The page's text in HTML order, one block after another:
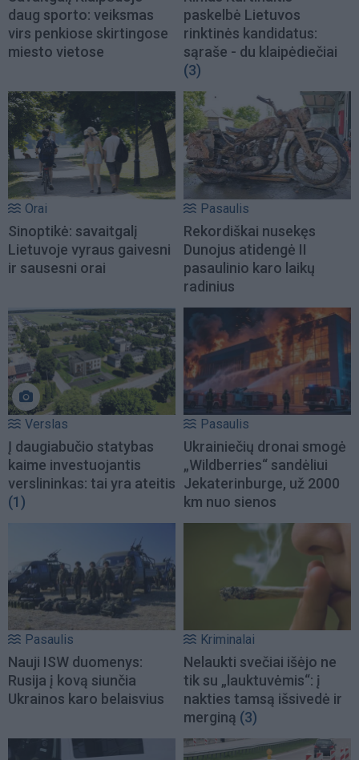
daug sporto: veiksmas
virs penkiose skirtingose
miesto vietose
paskelbė Lietuvos
rinktinės kandidatus:
sąraše - du klaipėdiečiai
(3)
Orai
Sinoptikė: savaitgalį
Lietuvoje vyraus gaivesni
ir sausesni orai
Pasaulis
Rekordiškai nusekęs
Dunojus atidengė II
pasaulinio karo laikų
radinius
Verslas
Į daugiabučio statybas
kaime investuojantis
verslininkas: tai yra ateitis
(1)
Pasaulis
Ukrainiečių dronai smogė
„Wildberries“ sandėliui
Jekaterinburge, už 2000
km nuo sienos
Pasaulis
Nauji ISW duomenys:
Rusija į kovą siunčia
Ukrainos karo belaisvius
Kriminalai
Nelaukti svečiai išėjo ne
tik su „lauktuvėmis“: į
nakties tamsą išsivedė ir
merginą (3)